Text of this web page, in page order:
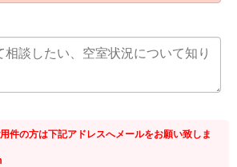
件の方は下記アドレスへメールをお願い致しま